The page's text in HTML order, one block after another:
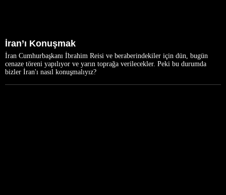
İran’ı Konuşmak
İran Cumhurbaşkanı İbrahim Reisi ve beraberindekiler için dün, bugün
cenaze töreni yapılıyor ve yarın toprağa verilecekler. Peki bu durumda
bizler İran'ı nasıl konuşmalıyız?